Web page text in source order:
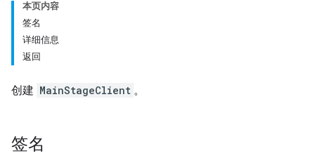
本页内容
签名
详细信息
返回
创建 MainStageClient 。
签名